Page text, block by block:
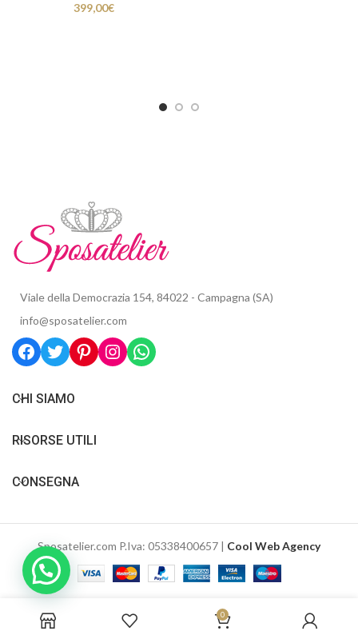
399,00€
Viale della Democrazia 154, 84022 - Campagna (SA)
info@sposatelier.com
CHI SIAMO
RISORSE UTILI
CONSEGNA
Sposatelier.com P.Iva: 05338400657 | Cool Web Agency
0